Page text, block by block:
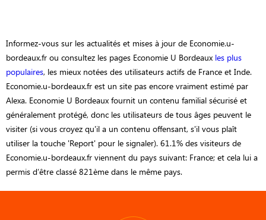
Informez-vous sur les actualités et mises à jour de Economie.u-
bordeaux.fr ou consultez les pages Economie U Bordeaux les plus
populaires, les mieux notées des utilisateurs actifs de France et Inde.
Economie.u-bordeaux.fr est un site pas encore vraiment estimé par
Alexa. Economie U Bordeaux fournit un contenu familial sécurisé et
généralement protégé, donc les utilisateurs de tous âges peuvent le
visiter (si vous croyez qu'il a un contenu offensant, s'il vous plaît
utiliser la touche 'Report' pour le signaler). 61.1% des visiteurs de
Economie.u-bordeaux.fr viennent du pays suivant: France; et cela lui a
permis d’être classé 821ème dans le même pays.